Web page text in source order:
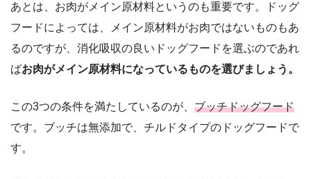
あとは、お肉がメイン原材料というのも重要です。ドッグ
フードによっては、メイン原材料がお肉ではないものもあ
るのですが、消化吸収の良いドッグフードを選ぶのであれ
ばお肉がメイン原材料になっているものを選びましょう。
この3つの条件を満たしているのが、 ブッチドッグフード
です。ブッチは無添加で、チルドタイプのドッグフードで
す。